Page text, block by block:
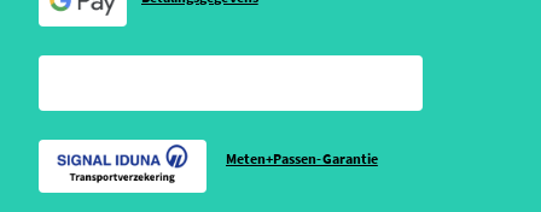
Meten+Passen-Garantie